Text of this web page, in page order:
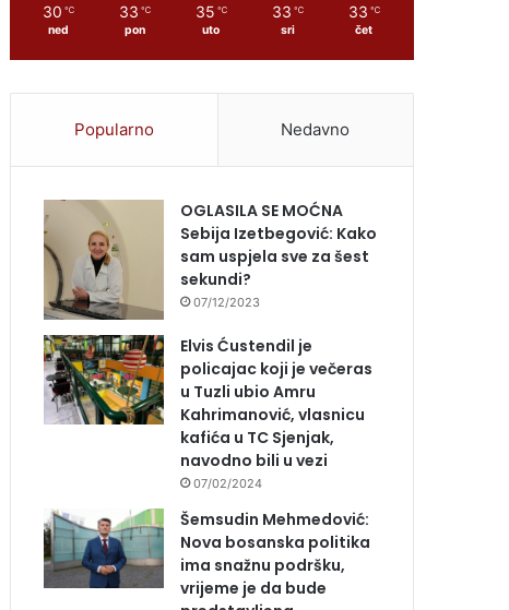
30 ℃
ned
33 ℃
pon
35 ℃
uto
33 ℃
sri
33 ℃
čet
Popularno Nedavno
OGLASILA SE MOĆNA
Sebija Izetbegović: Kako
sam uspjela sve za šest
sekundi?
07/12/2023
Elvis Ćustendil je
policajac koji je večeras
u Tuzli ubio Amru
Kahrimanović, vlasnicu
kafića u TC Sjenjak,
navodno bili u vezi
07/02/2024
Šemsudin Mehmedović:
Nova bosanska politika
ima snažnu podršku,
vrijeme je da bude